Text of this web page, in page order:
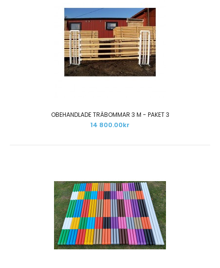
Tillfälligt slut hos leverantör och i vårt lager.Paketet
innehåller:20 st obehandlade träbommar 3,0 ..
OBEHANDLADE TRÄBOMMAR 3 M - PAKET 3
14 800.00kr